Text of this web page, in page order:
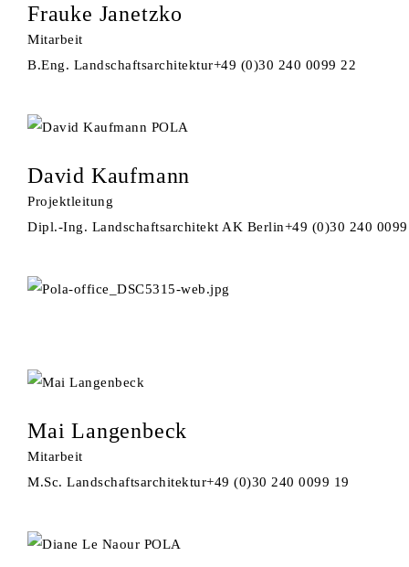
Frauke Janetzko
Mitarbeit
B.Eng. Landschaftsarchitektur+49 (0)30 240 0099 22
David Kaufmann
Projektleitung
Dipl.-Ing. Landschaftsarchitekt AK Berlin+49 (0)30 240
Mai Langenbeck
Mitarbeit
M.Sc. Landschaftsarchitektur+49 (0)30 240 0099 19